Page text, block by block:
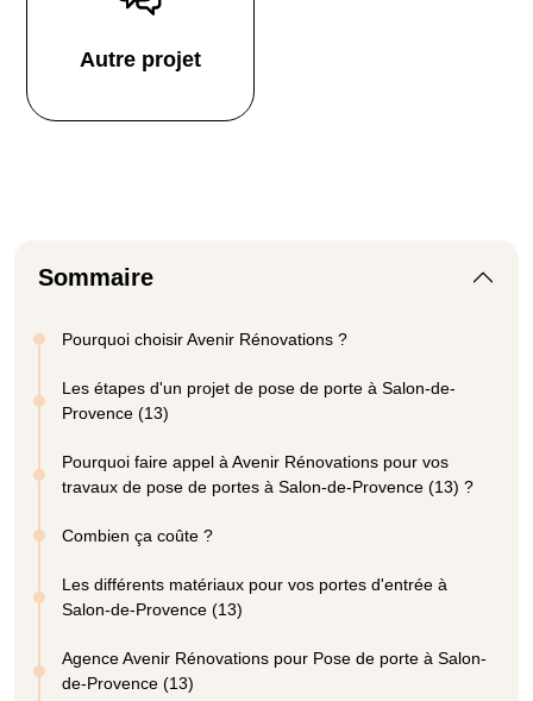
Autre projet
Sommaire
Pourquoi choisir Avenir Rénovations ?
Les étapes d'un projet de pose de porte à Salon-de-
Provence (13)
Pourquoi faire appel à Avenir Rénovations pour vos
travaux de pose de portes à Salon-de-Provence (13) ?
Combien ça coûte ?
Les différents matériaux pour vos portes d'entrée à
Salon-de-Provence (13)
Agence Avenir Rénovations pour Pose de porte à Salon-
de-Provence (13)